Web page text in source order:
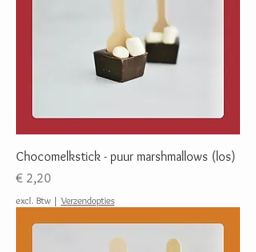
Chocomelkstick - puur marshmallows (los)
Prijs
€ 2,20
excl. Btw | Verzendopties